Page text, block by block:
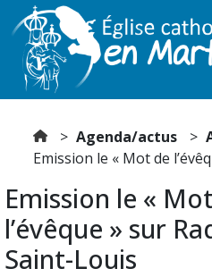
Agenda/actus
Emission le « Mot de
Emission le «
l’évêque » sur
Saint-Louis